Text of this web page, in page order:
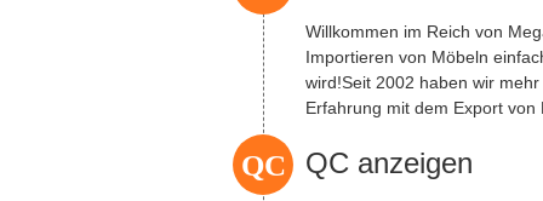
Willkommen im Reich von
Importieren von Möbeln
wird!Seit 2002 haben wir
Erfahrung mit dem Export von
QC QC anzeigen